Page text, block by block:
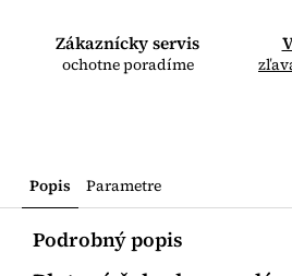
Zákaznícky servis
ochotne poradíme
Popis Parametre
Podrobný popis